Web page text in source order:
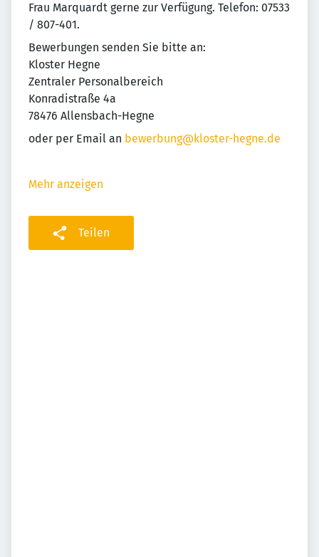
Frau Marquardt gerne zur Verfügung. Telefon: 07533
/ 807-401.
Bewerbungen senden Sie bitte an:
Kloster Hegne
Zentraler Personalbereich
Konradistraße 4a
78476 Allensbach-Hegne
oder per Email an bewerbung@kloster-hegne.de
Mehr anzeigen
Teilen